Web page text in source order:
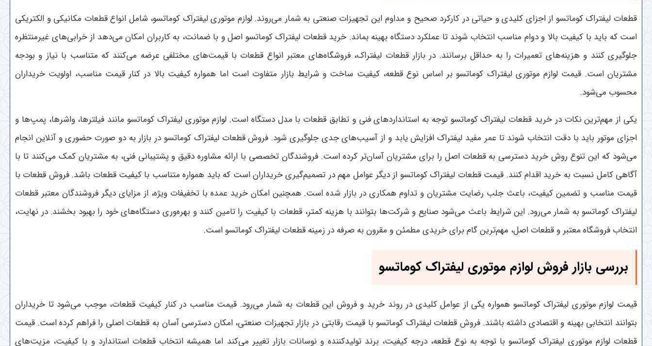
قطعات لیفتراک کوماتسو از اجزای کلیدی و حیاتی در کارکرد صحیح و مداوم این تجهیزات صنعتی به شمار می‌روند. لوازم موتوری لیفتراک کوماتسو، شامل انواع قطعات مکانیکی و الکتریکی
است که باید با کیفیت بالا و دوام مناسب انتخاب شوند تا عملکرد دستگاه بهینه بماند. خرید قطعات لیفتراک کوماتسو اصل و با ضمانت، به کاربران امکان می‌دهد از خرابی‌های غیرمنتظره
جلوگیری کنند و هزینه‌های تعمیرات را به حداقل برسانند. در بازار قطعات لیفتراک، فروشگاه‌های معتبر انواع قطعات با قیمت‌های مختلفی عرضه می‌کنند که متناسب با نیاز و بودجه
مشتریان است. قیمت لوازم موتوری لیفتراک کوماتسو بر اساس نوع قطعه، کیفیت ساخت و شرایط بازار متفاوت است اما همواره کیفیت بالا در کنار قیمت مناسب، اولویت خریداران
محسوب می‌شود.
یکی از مهم‌ترین نکات در خرید قطعات لیفتراک کوماتسو توجه به استانداردهای فنی و تطابق قطعات با مدل دستگاه است. لوازم موتوری لیفتراک کوماتسو مانند فیلترها، واشرها، پمپ‌ها و
اجزای موتور باید با دقت انتخاب شوند تا عمر مفید لیفتراک افزایش یابد و از آسیب‌های جدی جلوگیری شود. فروش قطعات لیفتراک کوماتسو در بازار به دو صورت حضوری و آنلاین انجام
می‌شود که این تنوع روش خرید دسترسی به قطعات اصل را برای مشتریان آسان‌تر کرده است. فروشندگان تخصصی با ارائه مشاوره دقیق و پشتیبانی فنی، به مشتریان کمک می‌کنند تا با
آگاهی کامل نسبت به خرید اقدام کنند. قیمت قطعات لیفتراک کوماتسو از دیگر عوامل مهم در تصمیم‌گیری خریداران است که باید همواره متناسب با کیفیت قطعات باشد. فروش قطعات با
قیمت مناسب و تضمین کیفیت، باعث جلب رضایت مشتریان و تداوم همکاری در بازار شده است. همچنین امکان خرید عمده با تخفیفات ویژه، از مزایای دیگر فروشندگان معتبر قطعات
لیفتراک کوماتسو به شمار می‌رود. این شرایط باعث می‌شود صنایع و شرکت‌ها بتوانند با هزینه کمتر، قطعات با کیفیت را تامین کنند و بهره‌وری دستگاه‌های خود را بهبود بخشند. در نهایت،
انتخاب فروشگاه معتبر و قطعات اصل، مهم‌ترین گام برای خریدی مطمئن و مقرون به صرفه در زمینه قطعات لیفتراک کوماتسو است.
بررسی بازار فروش لوازم موتوری لیفتراک کوماتسو
قیمت لوازم موتوری لیفتراک کوماتسو همواره یکی از عوامل کلیدی در روند خرید و فروش این قطعات به شمار می‌رود. قیمت مناسب در کنار کیفیت قطعات، موجب می‌شود تا خریداران
بتوانند انتخابی بهینه و اقتصادی داشته باشند. فروش قطعات لیفتراک کوماتسو با قیمت رقابتی در بازار تجهیزات صنعتی، امکان دسترسی آسان به قطعات اصلی را فراهم کرده است. قیمت
قطعات لوازم موتوری لیفتراک کوماتسو با توجه به نوع قطعه، درجه کیفیت، برند تولیدکننده و نوسانات بازار تغییر می‌کند اما همیشه انتخاب قطعات استاندارد و با کیفیت، مزیت‌های